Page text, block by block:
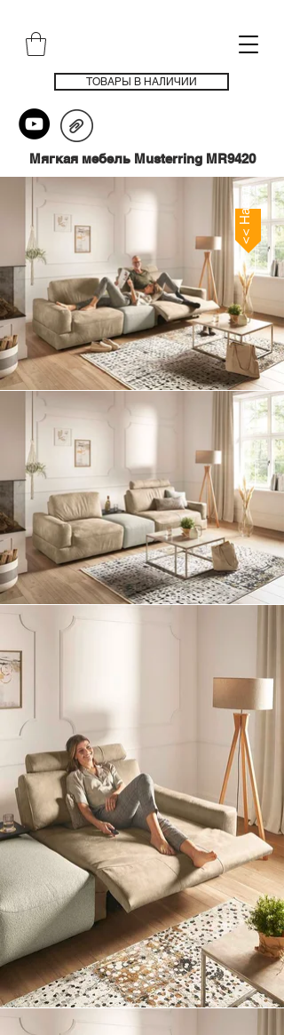
ТОВАРЫ В НАЛИЧИИ
Мягкая мебель Musterring MR9420
<< Назад